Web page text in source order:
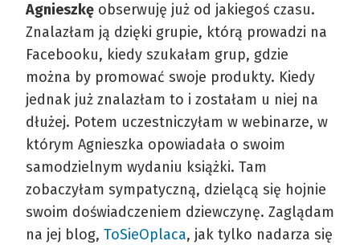
Agnieszkę obserwuję już od jakiegoś czasu.
Znalazłam ją dzięki grupie, którą prowadzi na
Facebooku, kiedy szukałam grup, gdzie
można by promować swoje produkty. Kiedy
jednak już znalazłam to i zostałam u niej na
dłużej. Potem uczestniczyłam w webinarze, w
którym Agnieszka opowiadała o swoim
samodzielnym wydaniu książki. Tam
zobaczyłam sympatyczną, dzielącą się hojnie
swoim doświadczeniem dziewczynę. Zaglądam
na jej blog, ToSieOplaca, jak tylko nadarza się